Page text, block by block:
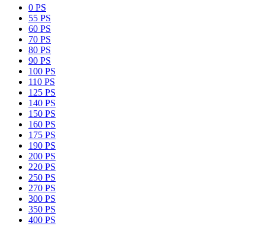
0 PS
55 PS
60 PS
70 PS
80 PS
90 PS
100 PS
110 PS
125 PS
140 PS
150 PS
160 PS
175 PS
190 PS
200 PS
220 PS
250 PS
270 PS
300 PS
350 PS
400 PS